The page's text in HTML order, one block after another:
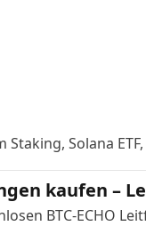
Staking, Solana ETF,
kaufen –
BTC-ECHO